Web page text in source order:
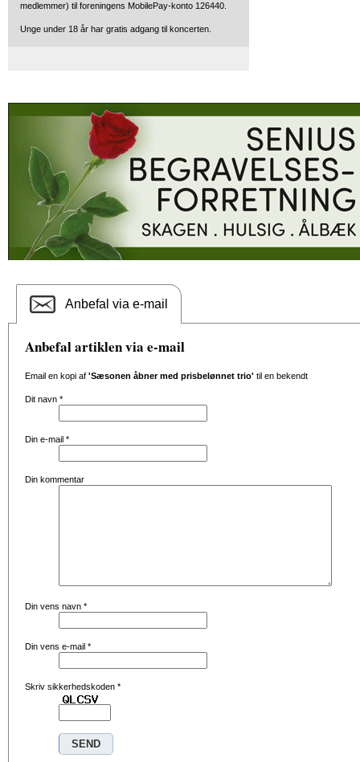
medlemmer) til foreningens MobilePay-konto 126440.
Unge under 18 år har gratis adgang til koncerten.
Anbefal via e-mail
Anbefal artiklen via e-mail
Email en kopi af 'Sæsonen åbner med prisbelønnet trio' til en bekendt
Dit navn *
Din e-mail *
Din kommentar
Din vens navn *
Din vens e-mail *
Skriv sikkerhedskoden *